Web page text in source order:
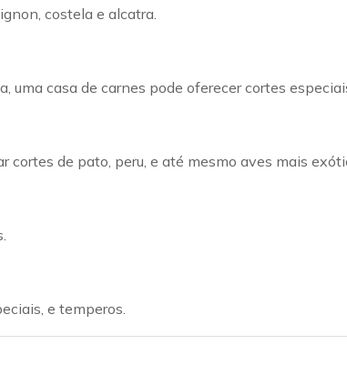
costela e alcatra.
uma casa de carnes pode oferecer cortes
de pato, peru, e até mesmo aves mais
e temperos.